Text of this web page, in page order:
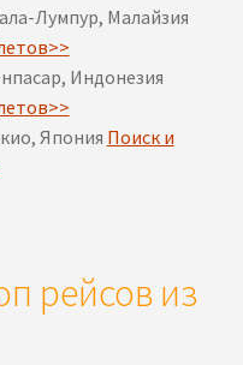
Лумпур, Малайзия
Индонезия
Япония Поиск и
рейсов из